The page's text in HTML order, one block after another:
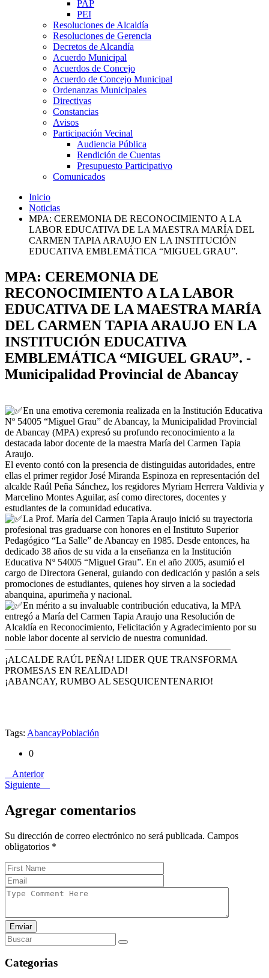
PAP
PEI
Resoluciones de Alcaldía
Resoluciones de Gerencia
Decretos de Alcandía
Acuerdo Municipal
Acuerdos de Concejo
Acuerdo de Concejo Municipal
Ordenanzas Municipales
Directivas
Constancias
Avisos
Participación Vecinal
Audiencia Pública
Rendición de Cuentas
Presupuesto Participativo
Comunicados
Inicio
Noticias
MPA: CEREMONIA DE RECONOCIMIENTO A LA
LABOR EDUCATIVA DE LA MAESTRA MARÍA DEL
CARMEN TAPIA ARAUJO EN LA INSTITUCIÓN
EDUCATIVA EMBLEMÁTICA “MIGUEL GRAU”.
MPA: CEREMONIA DE
RECONOCIMIENTO A LA LABOR
EDUCATIVA DE LA MAESTRA MARÍA
DEL CARMEN TAPIA ARAUJO EN LA
INSTITUCIÓN EDUCATIVA
EMBLEMÁTICA “MIGUEL GRAU”. -
Municipalidad Provincial de Abancay
En una emotiva ceremonia realizada en la Institución Educativa
Nº 54005 “Miguel Grau” de Abancay, la Municipalidad Provincial
de Abancay (MPA) expresó su profundo reconocimiento a la
destacada labor docente de la maestra María del Carmen Tapia
Araujo.
El evento contó con la presencia de distinguidas autoridades, entre
ellas el primer regidor José Miranda Espinoza en representación del
alcalde Raúl Peña Sánchez, los regidores Myriam Herrera Valdivia y
Marcelino Montes Aguilar, así como directores, docentes y
estudiantes de la comunidad educativa.
La Prof. María del Carmen Tapia Araujo inició su trayectoria
profesional tras graduarse con honores en el Instituto Superior
Pedagógico “La Salle” de Abancay en 1985. Desde entonces, ha
dedicado 38 años de su vida a la enseñanza en la Institución
Educativa Nº 54005 “Miguel Grau”. En el año 2005, asumió el
cargo de Directora General, guiando con dedicación y pasión a seis
promociones de estudiantes, quienes hoy sirven a la sociedad
abanquina, apurimeña y nacional.
En mérito a su invaluable contribución educativa, la MPA
entregó a María del Carmen Tapia Araujo una Resolución de
Alcaldía en Reconocimiento, Felicitación y Agradecimiento por su
noble labor docente al servicio de nuestra comunidad.
———————————————————————–
¡ALCALDE RAÚL PEÑA! LIDER QUE TRANSFORMA
PROMESAS EN REALIDAD!
¡ABANCAY, RUMBO AL SESQUICENTENARIO!
Tags: AbancayPoblación
0
Anterior
Siguiente
Agregar comentarios
Su dirección de correo electrónico no será publicada. Campos
obligatorios *
Enviar
Categorias